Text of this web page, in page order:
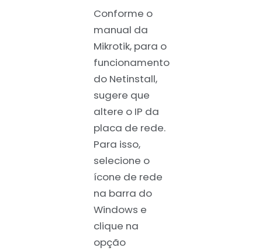
Conforme o
manual da
Mikrotik, para o
funcionamento
do Netinstall,
sugere que
altere o IP da
placa de rede.
Para isso,
selecione o
ícone de rede
na barra do
Windows e
clique na
opção